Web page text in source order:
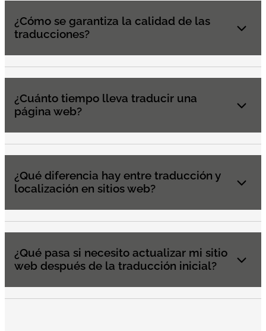
¿Cómo se garantiza la calidad de las
traducciones?
¿Cuánto tiempo lleva traducir una
página web?
¿Qué diferencia hay entre traducción y
localización en sitios web?
¿Qué pasa si necesito actualizar mi sitio
web después de la traducción inicial?